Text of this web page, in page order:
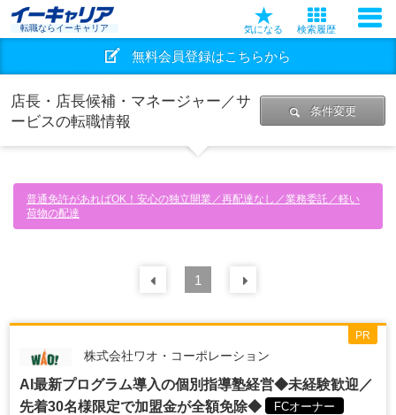
転職ならイーキャリア 気になる 検索履歴
無料会員登録はこちらから
店長・店長候補・マネージャー／サ
ービスの転職情報
条件変更
普通免許があればOK！安心の独立開業／再配達なし／業務委託／軽い
荷物の配達
前の 件
1
株式会社ワオ・コーポレーション
AI最新プログラム導入の個別指導塾経営◆未経験歓迎／
先着30名様限定で加盟金が全額免除◆
FCオーナー
PR